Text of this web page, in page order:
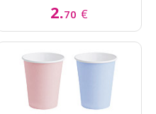
2.70 €